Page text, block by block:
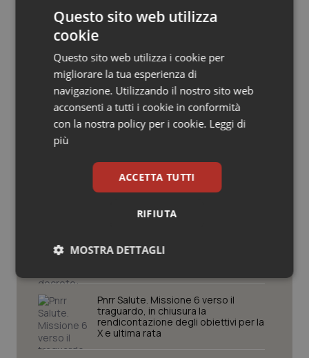
Salute orale & impianti
Sangue & coagulazione
Tiroide
Tumore al seno
Tumore ovarico
Tumori del Polmone & Testa Collo
Vaccini
Potrebbe interessarti in
Governo e Parlamento
d’attesa tornano al Siveas e il
controllo sulle agende di
prenotazione passa ad Agenas. Saltano l’aumento
27.000 posti per Medicina, 3.000 in
più rispetto a scorso anno
Pnrr Salute. Missione 6 verso il
traguardo, in chiusura la
rendicontazione degli obiettivi per la
X e ultima rata
Questo sito web utilizza
cookie
Questo sito web utilizza i cookie per
migliorare la tua esperienza di
navigazione. Utilizzando il nostro sito web
acconsenti a tutti i cookie in conformità
con la nostra policy per i cookie. Leggi di
più
ACCETTA TUTTI
RIFIUTA
MOSTRA DETTAGLI
Necessari Statistici Marketing